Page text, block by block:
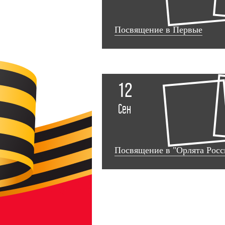
Посвящение в Первые
12
Сен
Посвящение в "Орлята